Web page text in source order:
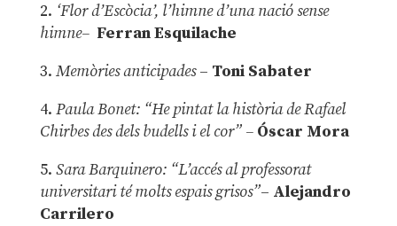
2. ‘Flor d’Escòcia’, l’himne d’una nació sense
himne– Ferran Esquilache
3. Memòries anticipades– Toni Sabater
4. Paula Bonet: “He pintat la història de Rafael
Chirbes des dels budells i el cor” –Óscar Mora
5. Sara Barquinero: “L’accés al professorat
universitari té molts espais grisos”– Alejandro
Carrilero